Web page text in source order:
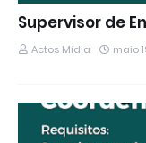
Supervisor de
Actos Mídia maio